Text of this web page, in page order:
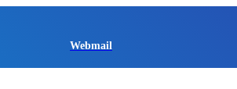
Webmail